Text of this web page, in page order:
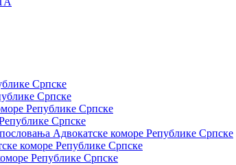
Српске
Српске
Републике Српске
Српске
Адвокатске коморе Републике Српске
коморе Републике Српске
Републике Српске